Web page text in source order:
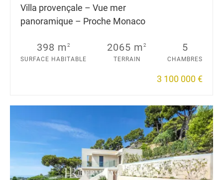
Villa provençale – Vue mer
panoramique – Proche Monaco
398 m2
SURFACE HABITABLE
2065 m2
TERRAIN
5
CHAMBRES
3 100 000 €